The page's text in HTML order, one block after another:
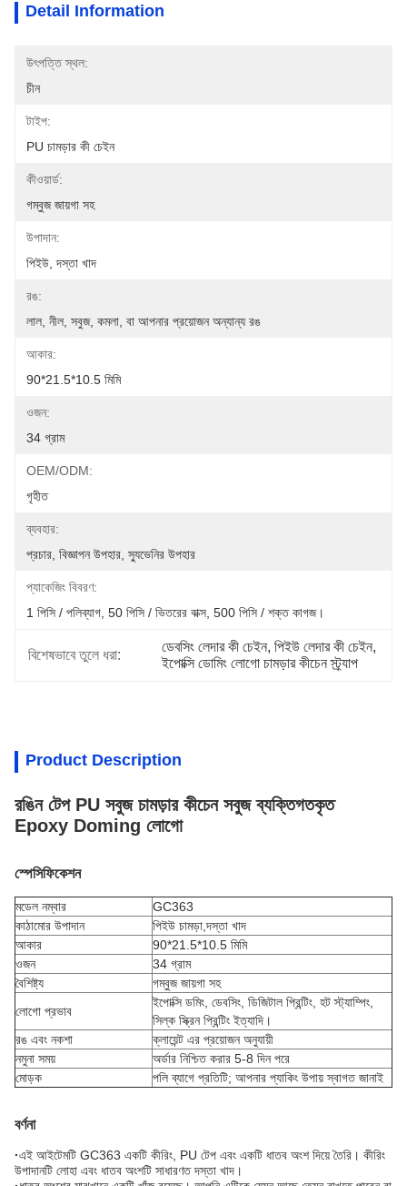
Detail Information
উৎপত্তি স্থল:
চীন
টাইপ:
PU চামড়ার কী চেইন
কীওয়ার্ড:
গম্বুজ জায়গা সহ
উপাদান:
পিইউ, দস্তা খাদ
রঙ:
লাল, নীল, সবুজ, কমলা, বা আপনার প্রয়োজন অন্যান্য রঙ
আকার:
90*21.5*10.5 মিমি
ওজন:
34 গ্রাম
OEM/ODM:
গৃহীত
ব্যবহার:
প্রচার, বিজ্ঞাপন উপহার, স্যুভেনির উপহার
প্যাকেজিং বিবরণ:
1 পিসি / পলিব্যাগ, 50 পিসি / ভিতরের বাক্স, 500 পিসি / শক্ত কাগজ।
বিশেষভাবে তুলে ধরা:
ডেবসিং লেদার কী চেইন, পিইউ লেদার কী চেইন
ইপোক্সি ডোমিং লোগো চামড়ার কীচেন স্ট্র্যাপ
Product Description
রঙিন টেপ PU সবুজ চামড়ার কীচেন সবুজ ব্যক্তিগতকৃত
Epoxy Doming লোগো
স্পেসিফিকেশন
মডেল নম্বার
GC363
কাঠামোর উপাদান
পিইউ চামড়া,দস্তা খাদ
আকার
90*21.5*10.5 মিমি
ওজন
34 গ্রাম
বৈশিষ্ট্য
গম্বুজ জায়গা সহ
লোগো প্রভাব
ইপোক্সি ডমিং, ডেবসিং, ডিজিটাল প্রিন্টিং, হট স্ট্যাম্পিং,
সিল্ক স্ক্রিন প্রিন্টিং ইত্যাদি।
রঙ এবং নকশা
ক্লায়েন্ট এর প্রয়োজন অনুযায়ী
নমুনা সময়
অর্ডার নিশ্চিত করার 5-8 দিন পরে
মোড়ক
পলি ব্যাগে প্রতিটি; আপনার প্যাকিং উপায় স্বাগত জানাই
বর্ণনা
·এই আইটেমটি GC363 একটি কীরিং, PU টেপ এবং একটি ধাতব অংশ দিয়ে তৈরি। কীরিং
উপাদানটি লোহা এবং ধাতব অংশটি সাধারণত দস্তা খাদ।